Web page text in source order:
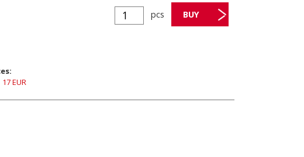
pcs
17 EUR